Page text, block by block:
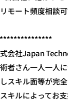
モート頻度相談
会社Japan
者さん一人一人
スキル面等が完
キルによってお支